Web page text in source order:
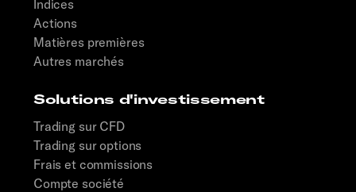
Indices
Actions
Matières premières
Autres marchés
Solutions d'investissement
Trading sur CFD
Trading sur options
Frais et commissions
Compte société